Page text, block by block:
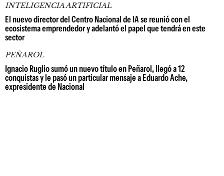
INTELIGENCIA ARTIFICIAL
El nuevo director del Centro Nacional de IA se reunió con el
ecosistema emprendedor y adelantó el papel que tendrá en este
sector
PEÑAROL
Ignacio Ruglio sumó un nuevo título en Peñarol, llegó a 12
conquistas y le pasó un particular mensaje a Eduardo Ache,
expresidente de Nacional